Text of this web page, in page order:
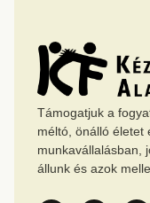
Támogatjuk a
méltó, önálló életet
munkavállalásban,
állunk és azok